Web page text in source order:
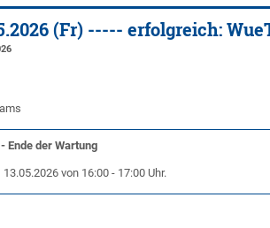
(Fr) ----- erfolgreich:
Ende der Wartung
13.05.2026 von 16:00 - 17:00 Uhr.